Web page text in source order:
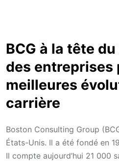
BCG à la tête
des entreprises
meilleures
carrière
Boston Consulting Group
États-Unis. Il a été fondé en
Il compte aujourd’hui 21 000